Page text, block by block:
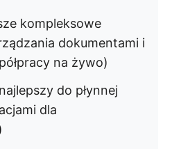
kompleksowe
dokumentami i
na żywo)
do płynnej
dla